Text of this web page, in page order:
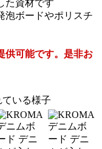
た資材です
泡ボードやポリスチ
供可能です。是非お